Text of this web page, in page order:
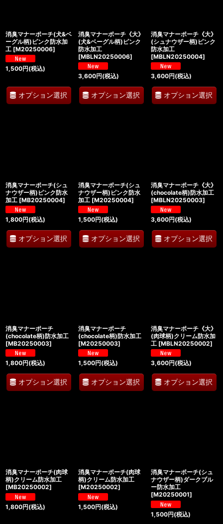
消臭マナーポーチ(犬&ベ
ーグル柄)ピンク防水加
工 [M20250006]
1,500円(税込)
オプション選択
消臭マナーポーチ《大》
(犬&ベーグル柄)ピンク
防水加工
[MBLN20250006]
3,600円(税込)
オプション選択
消臭マナーポーチ《大》
(シュナウザー柄)ピンク
防水加工
[MBLN20250004]
3,600円(税込)
オプション選択
消臭マナーポーチ(シュ
ナウザー柄)ピンク防水
加工 [MB20250004]
1,800円(税込)
オプション選択
消臭マナーポーチ(シュ
ナウザー柄)ピンク防水
加工 [M20250004]
1,500円(税込)
オプション選択
消臭マナーポーチ《大》
(chocolate柄)防水加工
[MBLN20250003]
3,600円(税込)
オプション選択
消臭マナーポーチ
(chocolate柄)防水加工
[MB20250003]
1,800円(税込)
オプション選択
消臭マナーポーチ
(chocolate柄)防水加工
[M20250003]
1,500円(税込)
オプション選択
消臭マナーポーチ《大》
(肉球柄)クリーム防水加
工 [MBLN20250002]
3,600円(税込)
オプション選択
消臭マナーポーチ(肉球
柄)クリーム防水加工
[MB20250002]
1,800円(税込)
消臭マナーポーチ(肉球
柄)クリーム防水加工
[M20250002]
1,500円(税込)
消臭マナーポーチ(シュ
ナウザー柄)ダークブル
ー防水加工
[M20250001]
1,500円(税込)